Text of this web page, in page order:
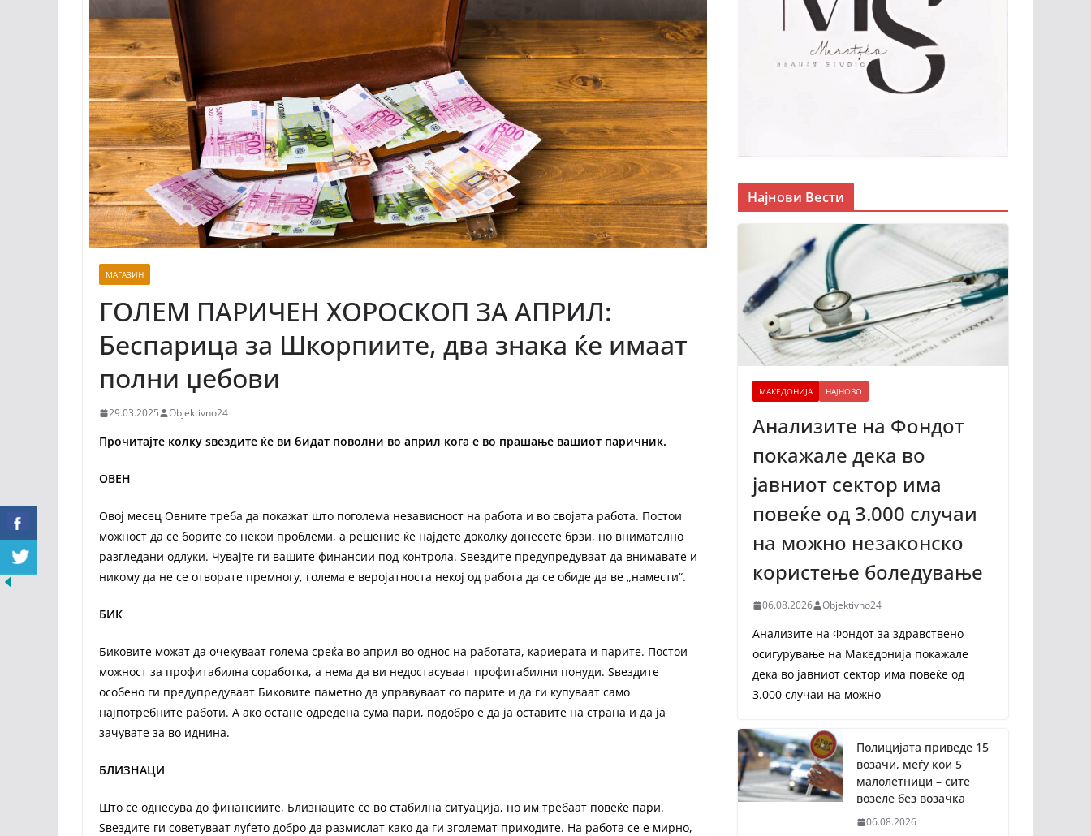
МАГАЗИН
ГОЛЕМ ПАРИЧЕН ХОРОСКОП ЗА АПРИЛ:
Беспарица за Шкорпиите, два знака ќе имаат
полни џебови
29.03.2025 Objektivno24
Прочитајте колку ѕвездите ќе ви бидат поволни во април кога е во прашање вашиот паричник.
ОВЕН
Овој месец Овните треба да покажат што поголема независност на работа и во својата работа. Постои
можност да се борите со некои проблеми, а решение ќе најдете доколку донесете брзи, но внимателно
разгледани одлуки. Чувајте ги вашите финансии под контрола. Ѕвездите предупредуваат да внимавате и
никому да не се отворате премногу, голема е веројатноста некој од работа да се обиде да ве „намести“.
БИК
Биковите можат да очекуваат голема среќа во април во однос на работата, кариерата и парите. Постои
можност за профитабилна соработка, а нема да ви недостасуваат профитабилни понуди. Ѕвездите
особено ги предупредуваат Биковите паметно да управуваат со парите и да ги купуваат само
најпотребните работи. А ако остане одредена сума пари, подобро е да ја оставите на страна и да ја
зачувате за во иднина.
БЛИЗНАЦИ
Што се однесува до финансиите, Близнаците се во стабилна ситуација, но им требаат повеќе пари.
Ѕвездите ги советуваат луѓето добро да размислат како да ги зголемат приходите. На работа се е мирно,
Најнови Вести
МАКЕДОНИЈА НАЈНОВО
Анализите на Фондот
покажале дека во
јавниот сектор има
повеќе од 3.000 случаи
на можно незаконско
користење боледување
06.08.2026 Objektivno24
Анализите на Фондот за здравствено
осигурување на Македонија покажале
дека во јавниот сектор има повеќе од
3.000 случаи на можно
Полицијата приведе 15
возачи, меѓу кои 5
малолетници – сите
возеле без возачка
06.08.2026